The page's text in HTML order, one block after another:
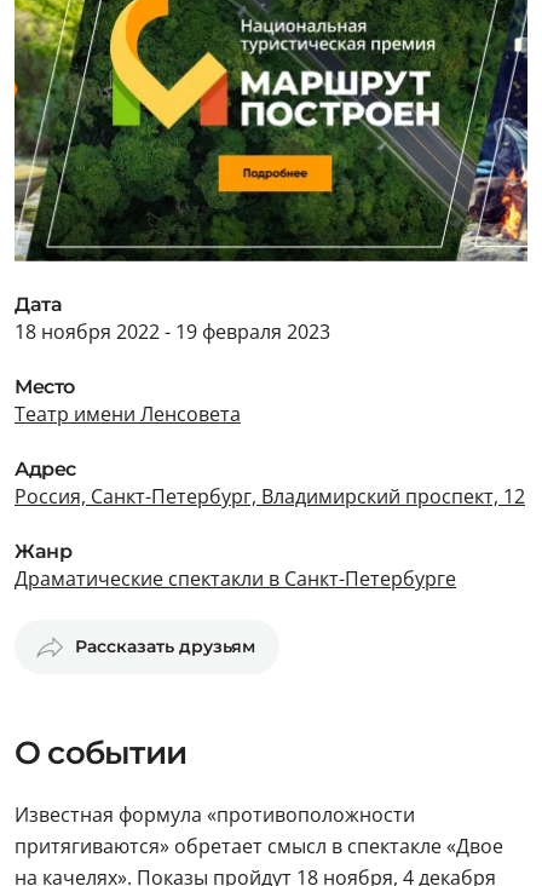
Дата
18 ноября 2022 - 19 февраля 2023
Место
Театр имени Ленсовета
Адрес
Россия, Санкт-Петербург, Владимирский проспект, 12
Жанр
Драматические спектакли в Санкт-Петербурге
Рассказать друзьям
О событии
Известная формула «противоположности
притягиваются» обретает смысл в спектакле «Двое
на качелях». Показы пройдут 18 ноября, 4 декабря